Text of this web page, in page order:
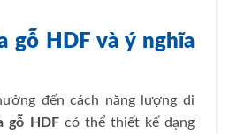
gỗ HDF và ý nghĩa
đến cách năng lượng di
gỗ HDFcó thể thiết kế dạng